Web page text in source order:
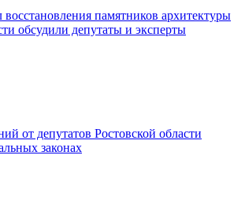
памятников архитектуры
обсудили депутаты и эксперты
от депутатов Ростовской области
законах